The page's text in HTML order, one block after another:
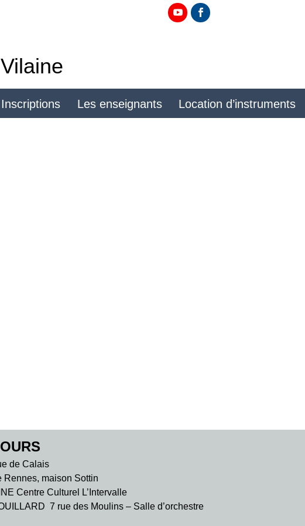
Inscriptions Les enseignants Location d’instruments
de Calais
Rennes, maison Sottin
Centre Culturel L’Intervalle
7 rue des Moulins – Salle d’orchestre